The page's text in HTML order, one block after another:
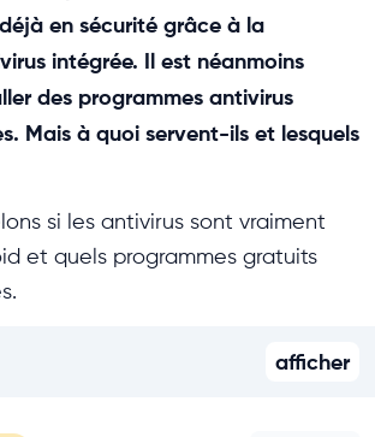
en sécurité grâce à la
intégrée. Il est néanmoins
des programmes antivirus
Mais à quoi servent-ils et lesquels
si les antivirus sont vraiment
et quels programmes gratuits
afficher